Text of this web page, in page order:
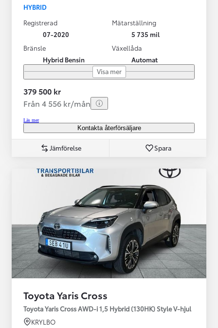
HYBRID
Registrerad
07-2020
Mätarställning
5 735 mil
Bränsle
Hybrid Bensin
Växellåda
Automat
Visa mer
379 500 kr
Från 4 556 kr/mån
Läs mer
Kontakta återförsäljare
Jämförelse Spara
Toyota Yaris Cross
Toyota Yaris Cross AWD-i 1,5 Hybrid (130HK) Style V-hjul
KRYLBO